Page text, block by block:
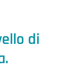
di